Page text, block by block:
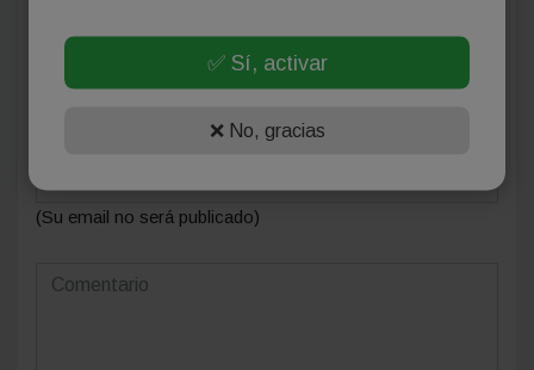
(Su email no será publicado)
✅ Sí, activar
❌ No, gracias